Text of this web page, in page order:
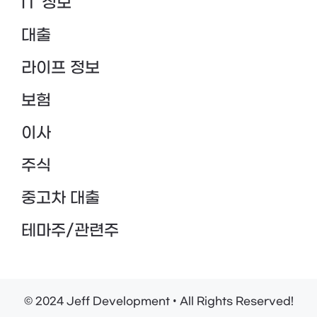
대출
라이프 정보
보험
이사
주식
중고차 대출
테마주/관련주
© 2024 Jeff Development • All Rights Reserved!